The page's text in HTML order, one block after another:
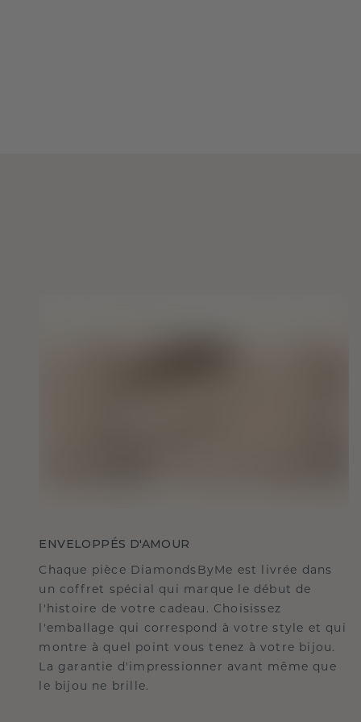
ENVELOPPÉS D'AMOUR
Chaque pièce DiamondsByMe est livrée dans
un coffret spécial qui marque le début de
l'histoire de votre cadeau. Choisissez
l'emballage qui correspond à votre style et qui
montre à quel point vous tenez à votre bijou.
La garantie d'impressionner avant même que
le bijou ne brille.